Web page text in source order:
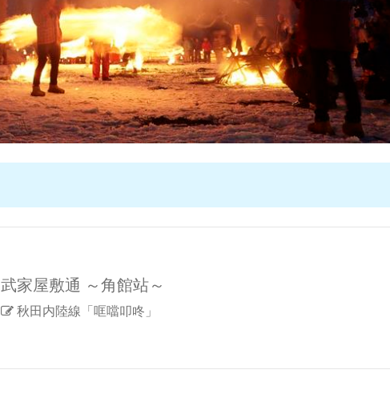
武家屋敷通 ～角館站～
秋田内陸線「哐噹叩咚」